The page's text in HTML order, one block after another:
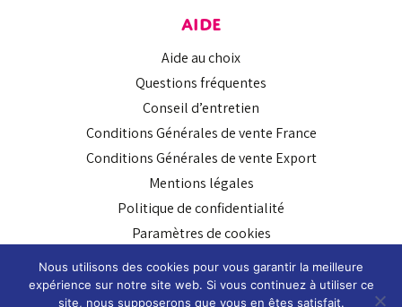
AIDE
Aide au choix
Questions fréquentes
Conseil d’entretien
Conditions Générales de vente France
Conditions Générales de vente Export
Mentions légales
Politique de confidentialité
Paramètres de cookies
SUIVEZ-NOUS
Nous utilisons des cookies pour vous garantir la meilleure
expérience sur notre site web. Si vous continuez à utiliser ce
site, nous supposerons que vous en êtes satisfait.